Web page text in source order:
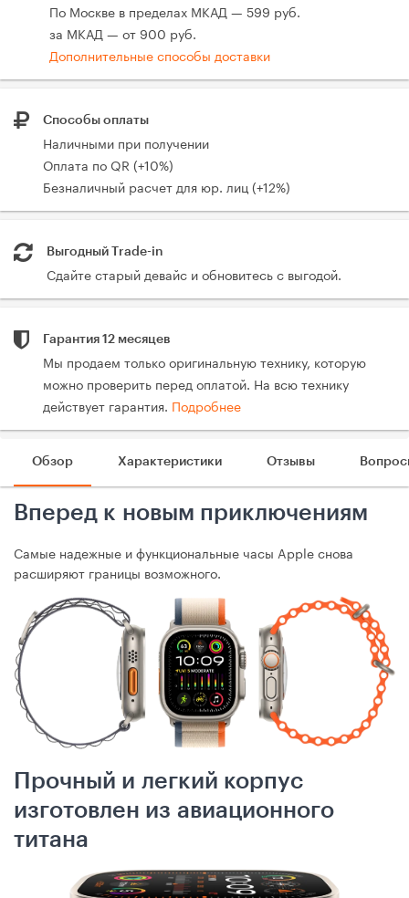
По Москве в пределах МКАД — 599 руб.
за МКАД — от 900 руб.
Дополнительные способы доставки
Способы оплаты
Наличными при получении
Оплата по QR (+10%)
Безналичный расчет для юр. лиц (+12%)
Выгодный Trade-in
Сдайте старый девайс и обновитесь с выгодой.
Гарантия 12 месяцев
Мы продаем только оригинальную технику, которую
можно проверить перед оплатой. На всю технику
действует гарантия. Подробнее
Обзор Характеристики Отзывы
Вперед к новым приключениям
Самые надежные и функциональные часы Apple снова
расширяют границы возможного.
Прочный и легкий корпус
изготовлен из авиационного
титана